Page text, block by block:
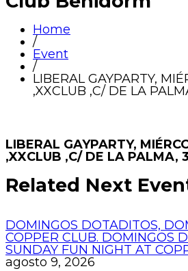
Home
/
Event
/
LIBERAL GAYPARTY,
,XXCLUB ,C/ DE LA
LIBERAL GAYPARTY,
,XXCLUB ,C/ DE LA PALMA,
Related Next
DOMINGOS DOTADITOS,
COPPER CLUB. DOMINGOS
SUNDAY FUN NIGHT AT
agosto 9, 2026